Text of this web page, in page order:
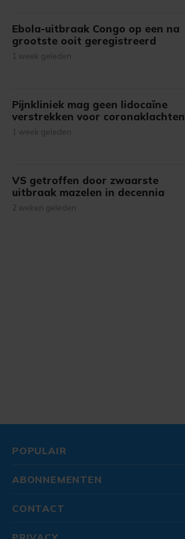
Ebola-uitbraak Congo op een na
grootste ooit geregistreerd
1 week geleden
Pijnkliniek mag geen lidocaïne
verstrekken voor coronaklachten
1 week geleden
VS getroffen door zwaarste
uitbraak mazelen in decennia
2 weken geleden
POPULAIR
ABONNEMENTEN
CONTACT